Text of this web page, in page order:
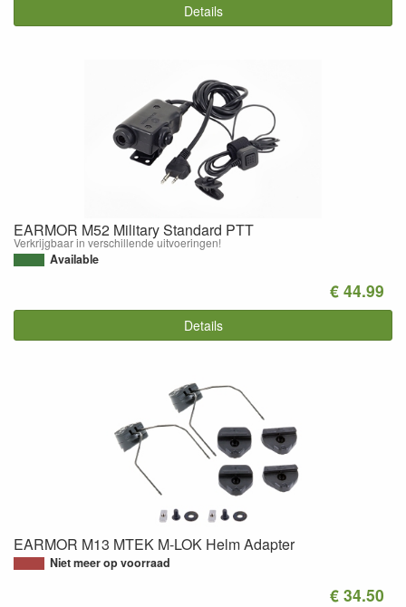
Details
EARMOR M52 Military Standard PTT
Verkrijgbaar in verschillende uitvoeringen!
Available
€ 44.99
Details
EARMOR M13 MTEK M-LOK Helm Adapter
Niet meer op voorraad
€ 34.50